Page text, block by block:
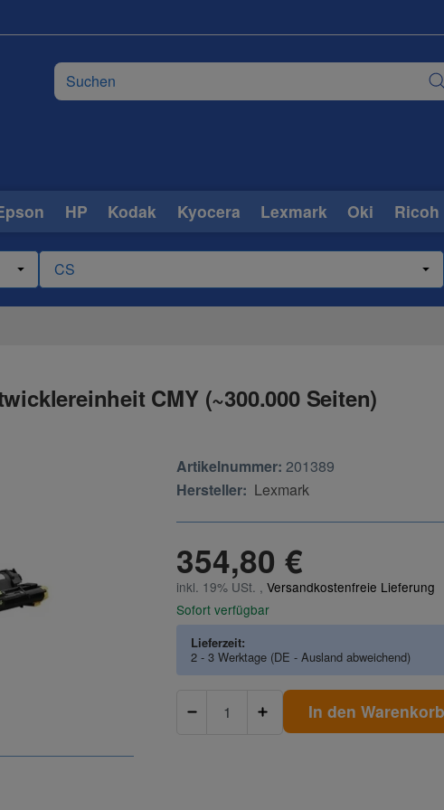
HP Kodak Kyocera Lexmark Oki Ricoh
CMY (~300.000 Seiten)
Artikelnummer: 201389
Hersteller: Lexmark
354,80 €
inkl. 19% USt. ,Versandkostenfreie Lieferung
Sofort verfügbar
Lieferzeit:
2 - 3 Werktage (DE - Ausland abweichend)
In den